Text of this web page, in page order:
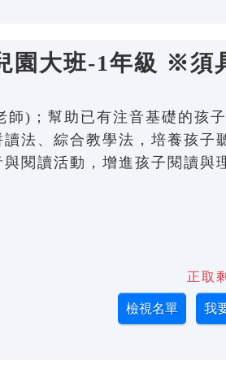
園大班-1年級 ※須
)；幫助已有注音基礎的孩子
法、綜合教學法，培養孩子
閱讀活動，增進孩子閱讀與
正取